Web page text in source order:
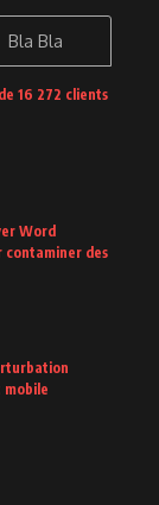
Bla Bla
16 272 clients
Word
contaminer des
mobile